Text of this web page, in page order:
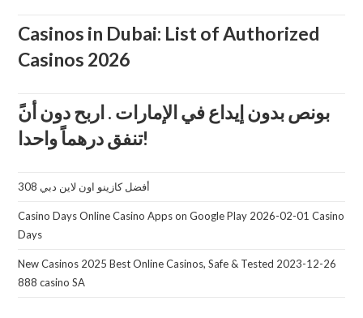
Casinos in Dubai: List of Authorized
Casinos 2026
تنفق درهماً واحدا!
أفضل كازينو اون لاين دبي 308
Casino Days Online Casino Apps on Google Play 2026-02-01 Casino
Days
New Casinos 2025 Best Online Casinos, Safe & Tested 2023-12-26
888 casino SA